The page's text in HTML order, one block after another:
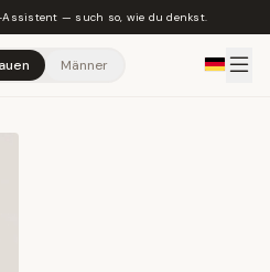
— such so, wie du denkst.
Männer